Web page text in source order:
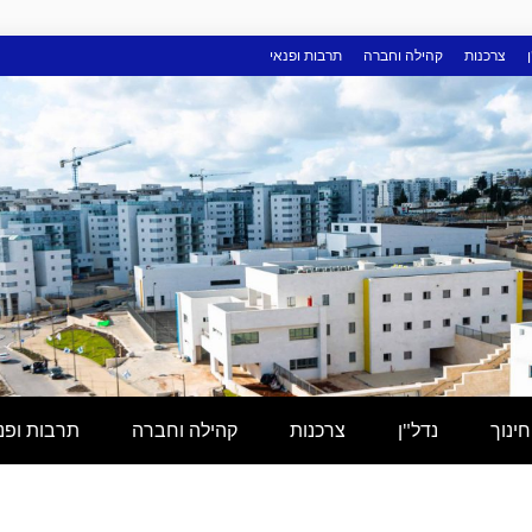
צרכנות קהילה וחברה תרבות ופנאי
חינוך נדל"ן צרכנות קהילה וחברה תרבות